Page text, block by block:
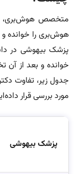
متخصص هوش‌بری،
هوش‌بری را خوانده
پزشک بیهوشی در
خوانده و بعد از
جدول زیر، تفاوت
مورد بررسی قرار
پزشک بیهوشی